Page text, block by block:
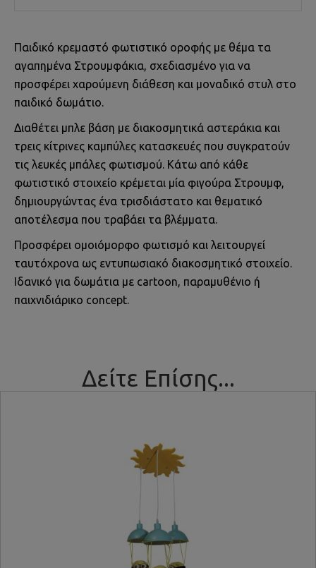
Παιδικό κρεμαστό φωτιστικό οροφής με θέμα τα
αγαπημένα Στρουμφάκια, σχεδιασμένο για να
προσφέρει χαρούμενη διάθεση και μοναδικό στυλ στο
παιδικό δωμάτιο.
Διαθέτει μπλε βάση με διακοσμητικά αστεράκια και
τρεις κίτρινες καμπύλες κατασκευές που συγκρατούν
τις λευκές μπάλες φωτισμού. Κάτω από κάθε
φωτιστικό στοιχείο κρέμεται μία φιγούρα Στρουμφ,
δημιουργώντας ένα τρισδιάστατο και θεματικό
αποτέλεσμα που τραβάει τα βλέμματα.
Προσφέρει ομοιόμορφο φωτισμό και λειτουργεί
ταυτόχρονα ως εντυπωσιακό διακοσμητικό στοιχείο.
Ιδανικό για δωμάτια με cartoon, παραμυθένιο ή
παιχνιδιάρικο concept.
Δείτε Επίσης...